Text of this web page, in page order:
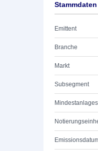
Emittent
Branche
Markt
Subsegment